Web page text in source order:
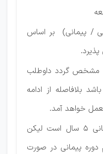
/ پیمانی) بر اساس
مشخص گردد داوطلب
بلافاصله از ادامه
خواهد آمد.
مدت قرارداد نظامیان پیمانی 5 سال است لیکن
دوره پیمانی در صورت